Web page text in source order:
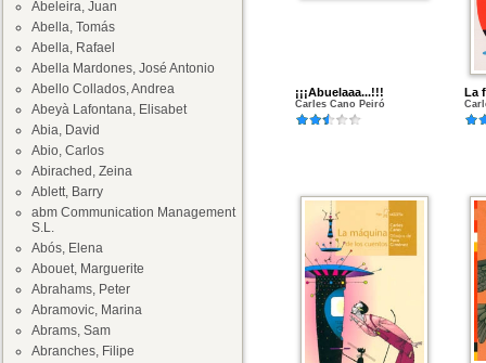
Abeleira, Juan
Abella, Tomás
Abella, Rafael
Abella Mardones, José Antonio
Abello Collados, Andrea
Abeyà Lafontana, Elisabet
Abia, David
Abio, Carlos
Abirached, Zeina
Ablett, Barry
abm Communication Management
S.L.
Abós, Elena
Abouet, Marguerite
Abrahams, Peter
Abramovic, Marina
Abrams, Sam
Abranches, Filipe
¡¡¡Abuelaaa...!!!
Carles Cano Peiró
La